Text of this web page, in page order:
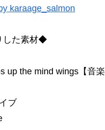
karaage_salmon
した素材◆
up the mind wings【音
ブ